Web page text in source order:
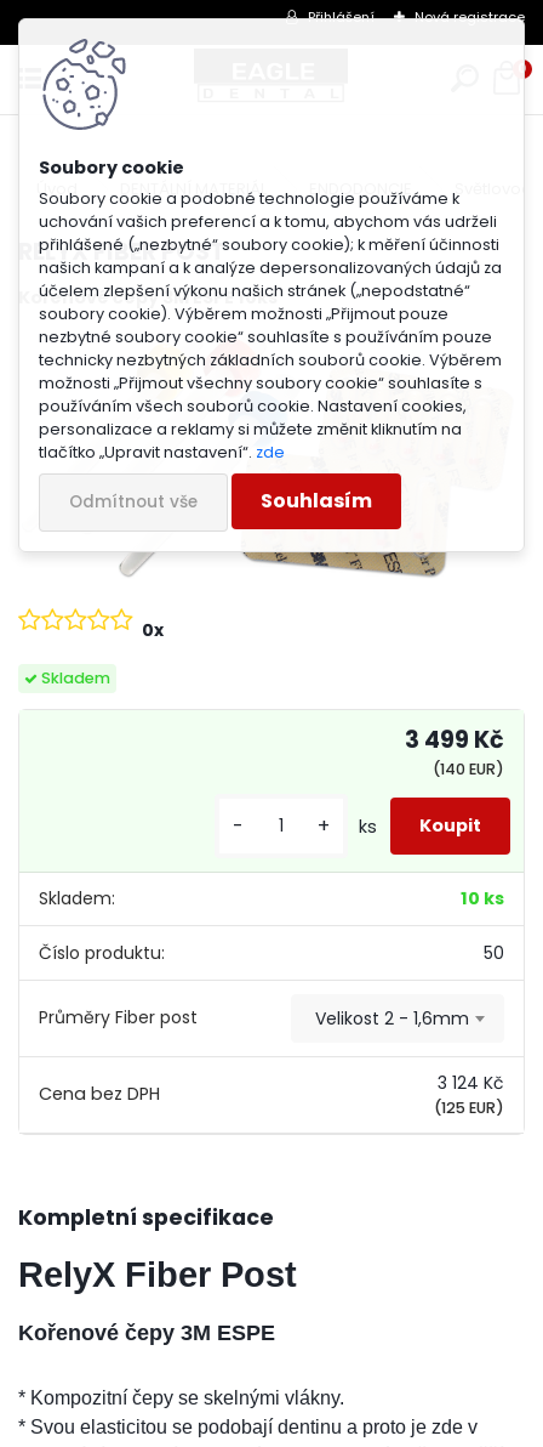
Soubory cookie a podobné technologie používáme k
uchování vašich preferencí a k tomu, abychom vás udrželi
přihlášené („nezbytné“ soubory cookie); k měření účinnosti
našich kampaní a k analýze depersonalizovaných údajů za
účelem zlepšení výkonu našich stránek („nepodstatné“
soubory cookie). Výběrem možnosti „Přijmout pouze
nezbytné soubory cookie“ souhlasíte s používáním pouze
technicky nezbytných základních souborů cookie. Výběrem
možnosti „Přijmout všechny soubory cookie“ souhlasíte s
používáním všech souborů cookie. Nastavení cookies,
personalizace a reklamy si můžete změnit kliknutím na
tlačítko „Upravit nastavení“. zde
Odmítnout vše Souhlasím
Přihlášení Nová registrace
0
Úvod DENTÁLNÍ MATERIÁL ENDODONCIE
RELYX FIBER POST
Kořenové čepy 3M ESPE 10ks
Skladem
0x
Skladem: 10 ks
Číslo produktu: 50
Průměry Fiber post Velikost 2 - 1,6mm
3 124 Kč
(125 EUR)
3 499 Kč
(140 EUR)
- + ks
Kompletní specifikace
RelyX Fiber Post
Kořenové čepy 3M ESPE
* Kompozitní čepy se skelnými vlákny.
* Svou elasticitou se podobají dentinu a proto je zde v